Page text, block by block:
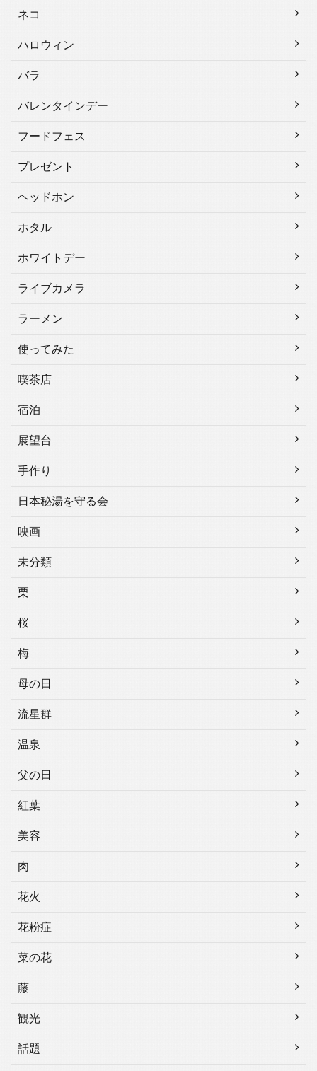
ネコ
ハロウィン
バラ
バレンタインデー
フードフェス
プレゼント
ヘッドホン
ホタル
ホワイトデー
ライブカメラ
ラーメン
使ってみた
喫茶店
宿泊
展望台
手作り
日本秘湯を守る会
映画
未分類
栗
桜
梅
母の日
流星群
温泉
父の日
紅葉
美容
肉
花火
花粉症
菜の花
藤
観光
話題